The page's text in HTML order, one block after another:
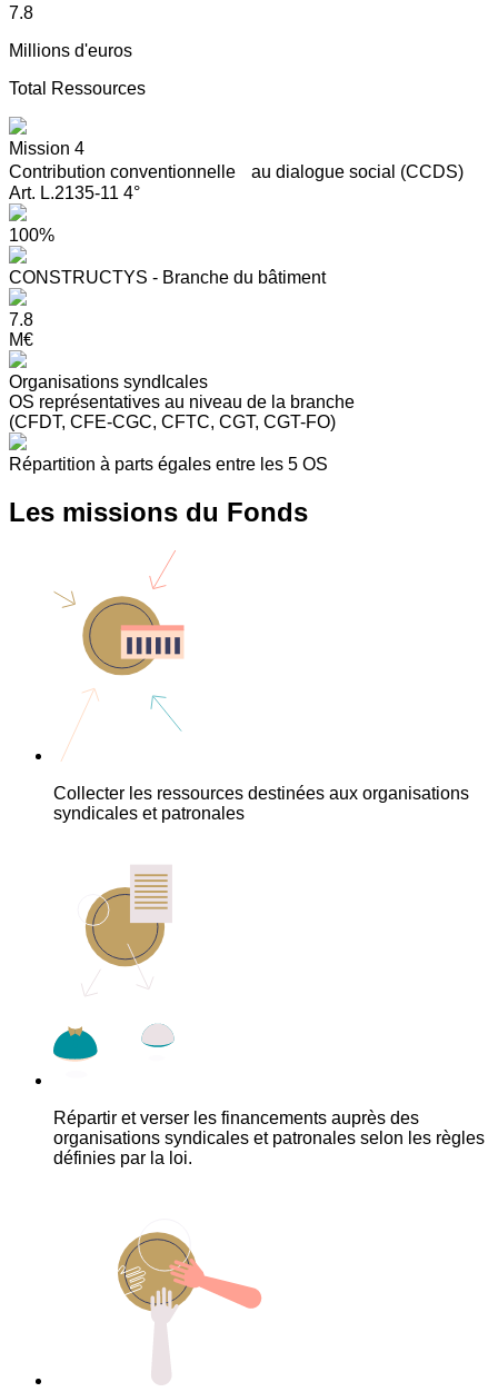
7.8
Millions d'euros
Total Ressources
Mission 4
Contribution conventionnelle au dialogue social (CCDS)
Art. L.2135-11 4°
100%
CONSTRUCTYS - Branche du bâtiment
7.8
M€
Organisations syndIcales
OS représentatives au niveau de la branche
(CFDT, CFE-CGC, CFTC, CGT, CGT-FO)
Répartition à parts égales entre les 5 OS
Les missions du Fonds
Collecter les ressources destinées aux organisations
syndicales et patronales
Répartir et verser les financements auprès des
organisations syndicales et patronales selon les règles
définies par la loi.